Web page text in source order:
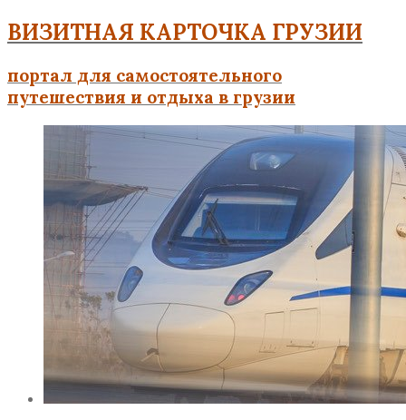
ВИЗИТНАЯ КАРТОЧКА ГРУЗИИ
портал для самостоятельного
путешествия и отдыха в грузии